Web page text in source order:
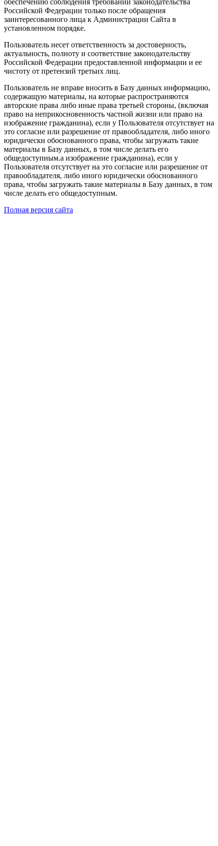
обеспечению соблюдения требований законодательства
Российской Федерации только после обращения
заинтересованного лица к Администрации Сайта в
установленном порядке.
Пользователь несет ответственность за достоверность,
актуальность, полноту и соответствие законодательству
Российской Федерации предоставленной информации и ее
чистоту от претензий третьих лиц.
Пользователь не вправе вносить в Базу данных информацию,
содержащую материалы, на которые распространяются
авторские права либо иные права третьей стороны, (включая
право на неприкосновенность частной жизни или право на
изображение гражданина), если у Пользователя отсутствует на
это согласие или разрешение от правообладателя, либо иного
юридически обоснованного права, чтобы загружать такие
материалы в Базу данных, в том числе делать его
общедоступным.а изображение гражданина), если у
Пользователя отсутствует на это согласие или разрешение от
правообладателя, либо иного юридически обоснованного
права, чтобы загружать такие материалы в Базу данных, в том
числе делать его общедоступным.
Полная версия сайта